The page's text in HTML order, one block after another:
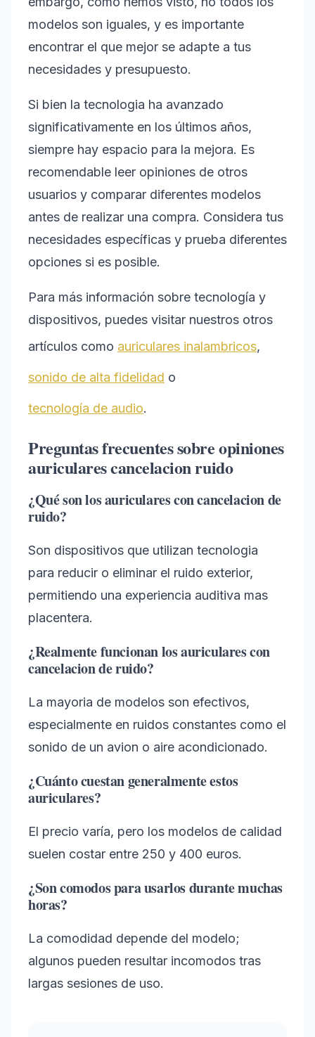
modelos son iguales, y es importante
encontrar el que mejor se adapte a tus
necesidades y presupuesto.
Si bien la tecnologia ha avanzado
significativamente en los últimos años,
siempre hay espacio para la mejora. Es
recomendable leer opiniones de otros
usuarios y comparar diferentes modelos
antes de realizar una compra. Considera tus
necesidades específicas y prueba diferentes
opciones si es posible.
Para más información sobre tecnología y
dispositivos, puedes visitar nuestros otros
artículos como auriculares inalambricos,
sonido de alta fidelidad o
tecnología de audio.
Preguntas frecuentes sobre opiniones
auriculares cancelacion ruido
¿Qué son los auriculares con cancelacion de
ruido?
Son dispositivos que utilizan tecnologia
para reducir o eliminar el ruido exterior,
permitiendo una experiencia auditiva mas
placentera.
¿Realmente funcionan los auriculares con
cancelacion de ruido?
La mayoria de modelos son efectivos,
especialmente en ruidos constantes como el
sonido de un avion o aire acondicionado.
¿Cuánto cuestan generalmente estos
auriculares?
El precio varía, pero los modelos de calidad
suelen costar entre 250 y 400 euros.
¿Son comodos para usarlos durante muchas
horas?
La comodidad depende del modelo;
algunos pueden resultar incomodos tras
largas sesiones de uso.